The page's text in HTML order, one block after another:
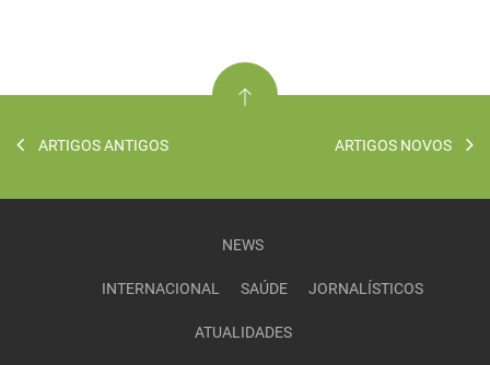
ARTIGOS ANTIGOS ARTIGOS NOVOS
NEWS
INTERNACIONAL SAÚDE JORNALÍSTICOS
ATUALIDADES